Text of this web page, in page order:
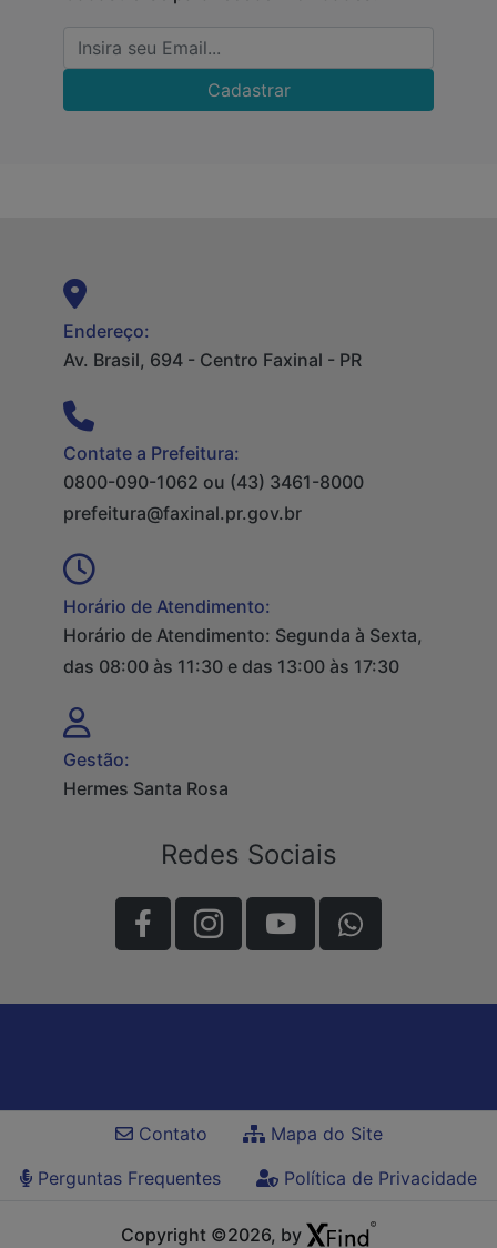
Cadastrar
Endereço:
Av. Brasil, 694 - Centro Faxinal - PR
Contate a Prefeitura:
0800-090-1062 ou (43) 3461-8000
prefeitura@faxinal.pr.gov.br
Horário de Atendimento:
Horário de Atendimento: Segunda à Sexta,
das 08:00 às 11:30 e das 13:00 às 17:30
Gestão:
Hermes Santa Rosa
Redes Sociais
Contato
Mapa do Site
Perguntas Frequentes
Política de Privacidade
Copyright ©2026, by